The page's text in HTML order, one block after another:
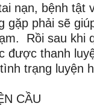
nạn, bệnh tật
gặp phải sẽ
Rồi sau khi
được thanh
trạng luyện
CẦU